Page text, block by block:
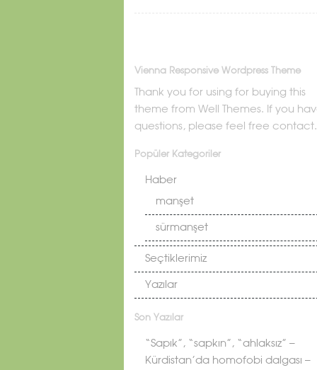
Vienna Responsive Wordpress Theme
Thank you for using for buying this
theme from Well Themes. If you
questions, please feel free contact.
Popüler Kategoriler
Haber
manşet
sürmanşet
Seçtiklerimiz
Yazılar
Son Yazılar
“Sapık”, “sapkın”, “ahlaksız” –
Kürdistan’da homofobi dalgası –